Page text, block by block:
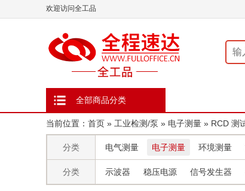
欢迎访问全工品
全部商品分类
当前位置： 首页 » 工业检测/泵 » 电子测量 » RCD 测
分类 电气测量 电子测量 环境测量
分类 示波器 稳压电源 信号发生器